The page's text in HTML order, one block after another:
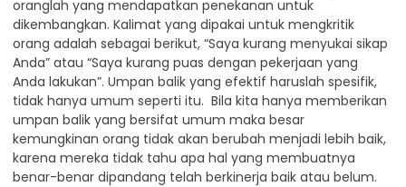
oranglah yang mendapatkan penekanan untuk
dikembangkan. Kalimat yang dipakai untuk mengkritik
orang adalah sebagai berikut, “Saya kurang menyukai sikap
Anda” atau “Saya kurang puas dengan pekerjaan yang
Anda lakukan”. Umpan balik yang efektif haruslah spesifik,
tidak hanya umum seperti itu. Bila kita hanya memberikan
umpan balik yang bersifat umum maka besar
kemungkinan orang tidak akan berubah menjadi lebih baik,
karena mereka tidak tahu apa hal yang membuatnya
benar-benar dipandang telah berkinerja baik atau belum.